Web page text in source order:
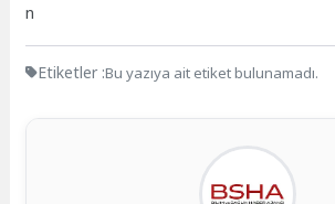
n
Etiketler :Bu yazıya ait etiket bulunamadı.